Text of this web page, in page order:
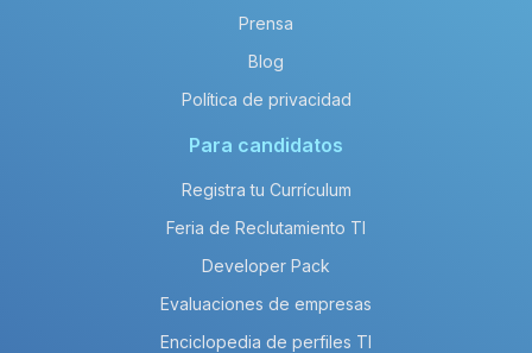
Prensa
Blog
Política de privacidad
Para candidatos
Registra tu Currículum
Feria de Reclutamiento TI
Developer Pack
Evaluaciones de empresas
Enciclopedia de perfiles TI